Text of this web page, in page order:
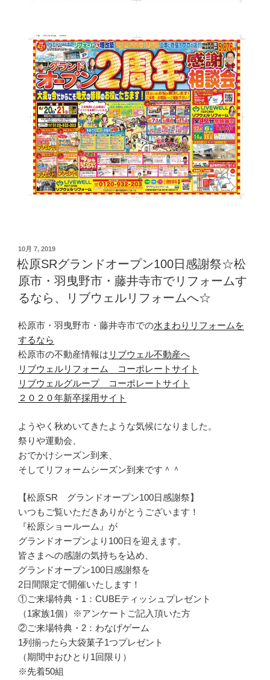
投
稿
日:
10月 7, 2019
松原SRグランドオープン100日感謝祭☆松
原市・羽曳野市・藤井寺市でリフォームす
るなら、リブウェルリフォームへ☆
松原市・羽曳野市・藤井寺市での水まわりリフォームを
するなら
松原市の不動産情報は リブウェル不動産へ
リブウェルリフォーム コーポレートサイト
リブウェルグループ コーポレートサイト
２０２０年新卒採用サイト
ようやく秋めいてきたような気候になりました。
祭りや運動会、
おでかけシーズン到来、
そしてリフォームシーズン到来です＾＾
【松原SR グランドオープン100日感謝祭】
いつもご覧いただきありがとうございます！
『松原ショールーム』が
グランドオープンより100日を迎えます。
皆さまへの感謝の気持ちを込め、
グランドオープン100日感謝祭を
2日間限定で開催いたします！
①ご来場特典・1：CUBEティッシュプレゼント
（1家族1個）※アンケートご記入頂いた方
②ご来場特典・2：わなげゲーム
1列揃ったら大袋菓子1つプレゼント
（期間中おひとり1回限り）
※先着50組